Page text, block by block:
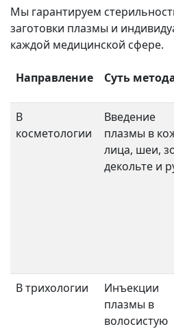
Мы гарантируем
заготовки плазмы и
каждой медицинской сфере.
Направление Суть
В
косметологии
Введение
плазмы в
лица, шеи,
декольте и
В трихологии
Инъекции
плазмы в
волосистую